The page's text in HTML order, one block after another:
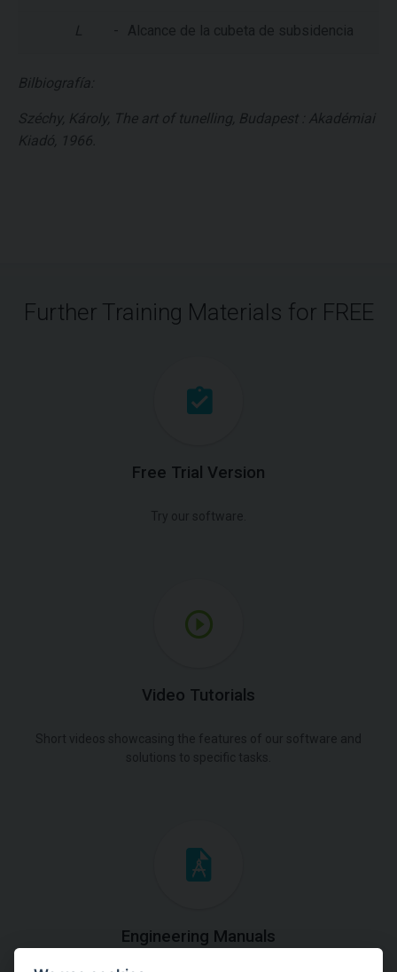
L - Alcance de la cubeta de subsidencia
Bilbiografía:
Széchy, Károly, The art of tunelling, Budapest : Akadémiai
Kiadó, 1966.
Further Training Materials for FREE
Free Trial Version
Try our software.
Video Tutorials
Short videos showcasing the features of our software and
solutions to specific tasks.
Engineering Manuals